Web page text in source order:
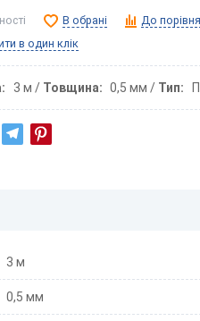
В обрані До
в один клік
3 м Товщина 0,5 мм Тип
3 м
0,5 мм